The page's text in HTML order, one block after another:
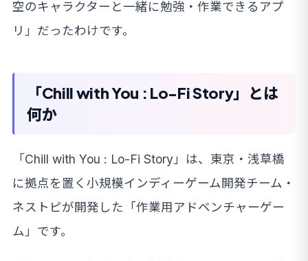
空のキャラクターと一緒に勉強・作業できるアプ
リ」だったわけです。
「Chill with You : Lo-Fi Story」とは
何か
「Chill with You : Lo-Fi Story」は、東京・浅草橋
に拠点を置く小規模インディーゲーム開発チーム・
ネストピが開発した「作業用アドベンチャーゲー
ム」です。